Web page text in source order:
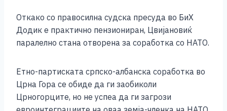
Откако со правосилна судска пресуда во БиХ
Додик е практично пензиониран, Цвијановиќ
паралелно стана отворена за соработка со НАТО.
Етно-партиската српско-албанска соработка во
Црна Гора се обиде да ги заобиколи
Црногорците, но не успеа да ги загрози